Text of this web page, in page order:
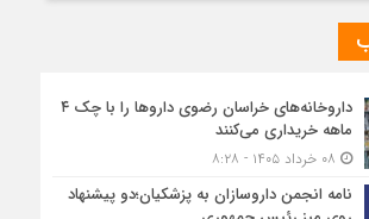
داروخانه‌های خراسان رضوی داروها را با چک ۴
ماهه خریداری می‌کنند
نامه انجمن داروسازان به پزشکیان؛دو پیشنهاد